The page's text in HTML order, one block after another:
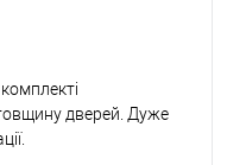
дверей. Дуже